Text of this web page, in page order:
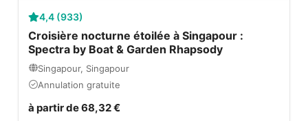
4,4 (933)
Croisière nocturne étoilée à Singapour :
Spectra by Boat & Garden Rhapsody
Singapour, Singapour
Annulation gratuite
à partir de 68,32 €